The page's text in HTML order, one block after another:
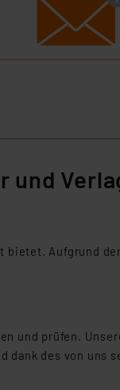
der Art der
und
Aufgrund
und prüfen.
des von uns